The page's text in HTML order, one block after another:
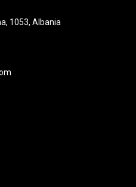
1053, Albania